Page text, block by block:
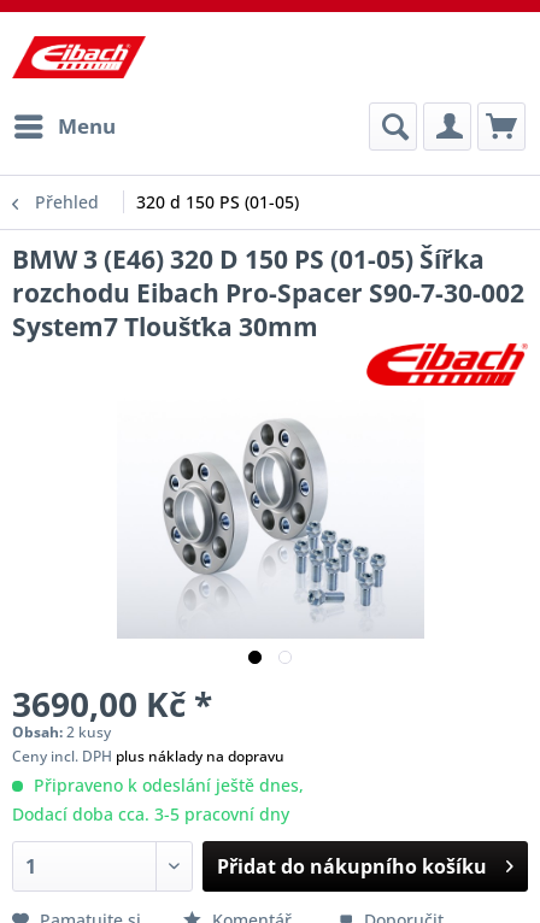
Menu
Přehled 320 d 150 PS (01-05)
BMW 3 (E46) 320 D 150 PS (01-05) Šířka
rozchodu Eibach Pro-Spacer S90-7-30-002
System7 Tloušťka 30mm
3690,00 Kč *
Obsah:2 kusy
Ceny incl. DPH plus náklady na dopravu
Připraveno k odeslání ještě dnes,
Dodací doba cca. 3-5 pracovní dny
Přidat do nákupního košíku